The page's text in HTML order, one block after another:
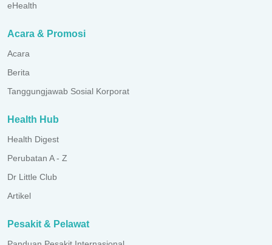
eHealth
Acara & Promosi
Acara
Berita
Tanggungjawab Sosial Korporat
Health Hub
Health Digest
Perubatan A - Z
Dr Little Club
Artikel
Pesakit & Pelawat